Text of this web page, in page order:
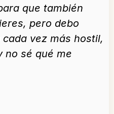
que también
pero debo
vez más hostil,
no sé qué me